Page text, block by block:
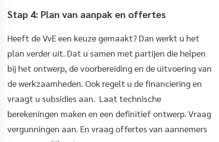
Stap 4: Plan van aanpak en offertes
Heeft de VvE een keuze gemaakt? Dan werkt u het
plan verder uit. Dat u samen met partijen die helpen
bij het ontwerp, de voorbereiding en de uitvoering van
de werkzaamheden. Ook regelt u de financiering en
vraagt u subsidies aan. Laat technische
berekeningen maken en een definitief ontwerp. Vraag
vergunningen aan. En vraag offertes van aannemers